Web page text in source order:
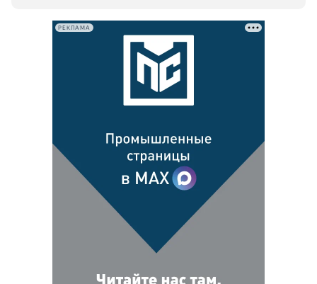
РЕКЛАМА